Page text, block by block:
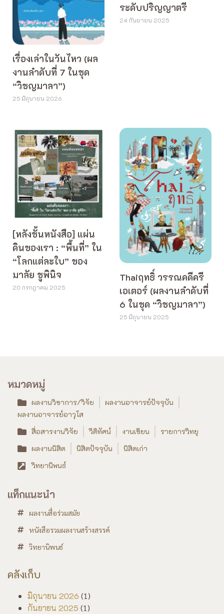
เรื่องเล่าในวันไหว (ผล
งานลำดับที่ 7 ในชุด
“วิชญมาลา”)
25 มิถุนายน 2026
ระดับปริญญาตรี
24 กันยายน 2025
[หลังชั้นหนังสือ] แผ่น
ดินของเรา : “พื้นที่” ใน
“โลกแต่ละใบ” ของ
มาลัย ชูพินิจ
20 กรกฎาคม 2025
Thaiฤทธิ์ วรรณคดีครี
เอเตอร์ (ผลงานลำดับที่
6 ในชุด “วิชญมาลา”)
25 มิถุนายน 2025
หมวดหมู่
ผลงานวิชาการ/วิจัย
ผลงานอาจารย์ปัจจุบัน
ผลงานอาจารย์อาวุโส
สื่อสารงานวิจัย
วีดิทัศน์ งานเขียน
รายการวิทยุ
ผลงานนิสิต
นิสิตปัจจุบัน
นิสิตเก่า
วิทยานิพนธ์
แท็กแนะนำ
ผลงานสื่อร่วมสมัย
หนังสือรวมผลงานสร้างสรรค์
วิทยานิพนธ์
คลังเก็บ
มิถุนายน 2026 (1)
กันยายน 2025 (1)